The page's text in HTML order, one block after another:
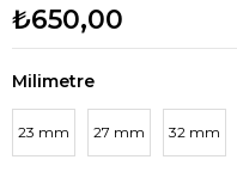
₺650,00
Milimetre
23 mm 27 mm 32 mm